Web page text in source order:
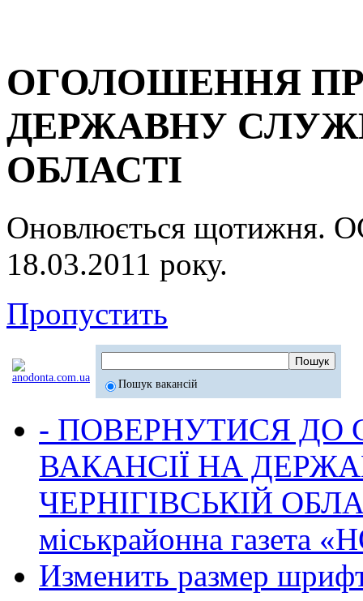
ОГОЛОШЕННЯ
ДЕРЖАВНУ
ОБЛАСТІ
Оновлюється
18.03.2011 року.
Пропустить
Пошук вакансій
- ПОВЕРНУТИСЯ ДО
ВАКАНСІЇ НА
ЧЕРНІГІВСЬКІЙ
міськрайонна газета
Изменить размер